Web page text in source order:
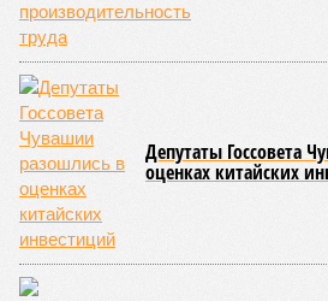
уходящее корнями в культуру
проходит следующим образом:
лицом друг к другу, при этом через
перекинуто специальное матерчатое
удерживаясь за этот элемент
в противоборство, основная задача
том, чтобы опрокинуть противника.
Современная версия чувашской
была создана в 1990-х годах. С того
переживает этап активного